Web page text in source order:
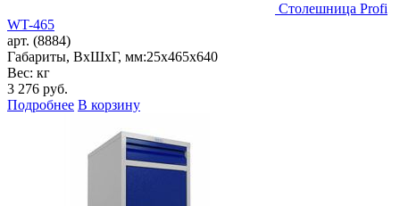
Столешница Profi
WT-465
арт. (8884)
Габариты, ВxШxГ, мм:25x465x640
Вес: кг
3 276 руб.
Подробнее В корзину